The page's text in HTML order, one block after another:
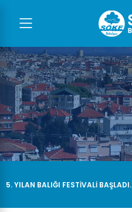
5. YILAN BALIĞI FESTIVALI BAŞLADI.